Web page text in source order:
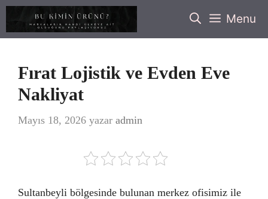
İçeriğe
Menu
Fırat Lojistik ve Evden Eve
Nakliyat
Mayıs 18, 2026 yazar admin
Sultanbeyli bölgesinde bulunan merkez ofisimiz ile